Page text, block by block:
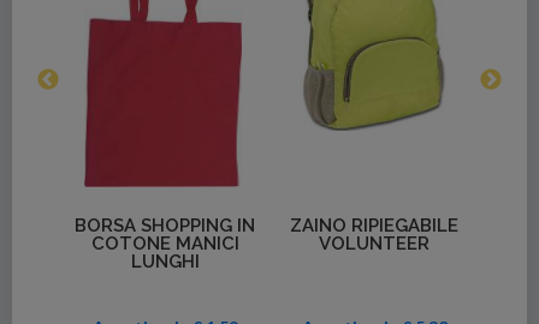
Dettagli
SHOPPING BAG
RIPIEGABILE PALMA